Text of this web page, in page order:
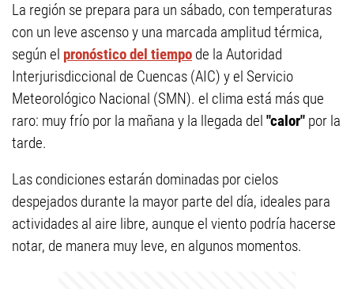
La región se prepara para un sábado, con temperaturas
con un leve ascenso y una marcada amplitud térmica,
según el pronóstico del tiempo de la Autoridad
Interjurisdiccional de Cuencas (AIC) y el Servicio
Meteorológico Nacional (SMN). el clima está más que
raro: muy frío por la mañana y la llegada del "calor" por la
tarde.
Las condiciones estarán dominadas por cielos
despejados durante la mayor parte del día, ideales para
actividades al aire libre, aunque el viento podría hacerse
notar, de manera muy leve, en algunos momentos.